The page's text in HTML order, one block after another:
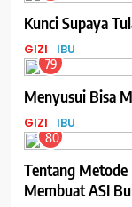
Kunci Supaya
GIZI IBU
79
Menyusui Bisa
GIZI IBU
80
Tentang
Membuat ASI